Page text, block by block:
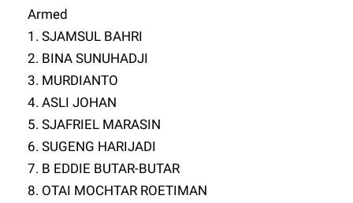
Armed
1. SJAMSUL BAHRI
2. BINA SUNUHADJI
3. MURDIANTO
4. ASLI JOHAN
5. SJAFRIEL MARASIN
6. SUGENG HARIJADI
7. B EDDIE BUTAR-BUTAR
8. OTAI MOCHTAR ROETIMAN